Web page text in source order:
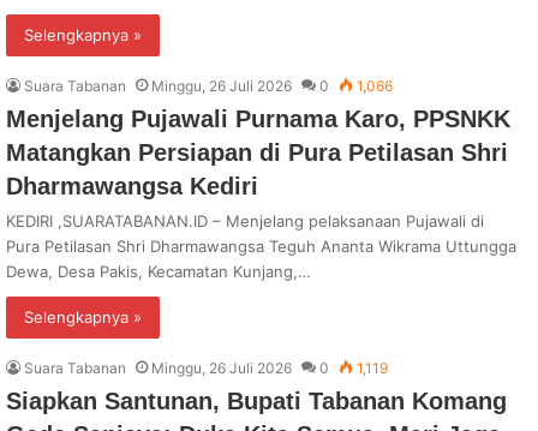
Selengkapnya »
Suara Tabanan Minggu, 26 Juli 2026 0 1,066
Menjelang Pujawali Purnama Karo, PPSNKK
Matangkan Persiapan di Pura Petilasan Shri
Dharmawangsa Kediri
KEDIRI ,SUARATABANAN.ID – Menjelang pelaksanaan Pujawali di
Pura Petilasan Shri Dharmawangsa Teguh Ananta Wikrama Uttungga
Dewa, Desa Pakis, Kecamatan Kunjang,…
Selengkapnya »
Suara Tabanan Minggu, 26 Juli 2026 0 1,119
Siapkan Santunan, Bupati Tabanan Komang